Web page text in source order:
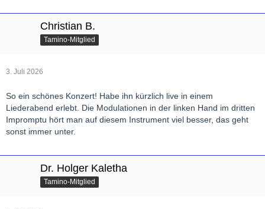
Christian B.
Tamino-Mitglied
3. Juli 2026
So ein schönes Konzert! Habe ihn kürzlich live in einem
Liederabend erlebt. Die Modulationen in der linken Hand im dritten
Impromptu hört man auf diesem Instrument viel besser, das geht
sonst immer unter.
Dr. Holger Kaletha
Tamino-Mitglied